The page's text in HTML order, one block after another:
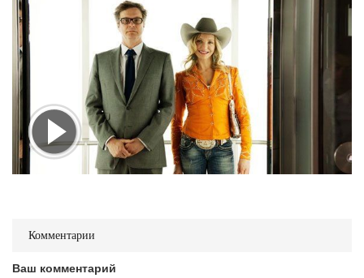
Комментарии
Ваш комментарий